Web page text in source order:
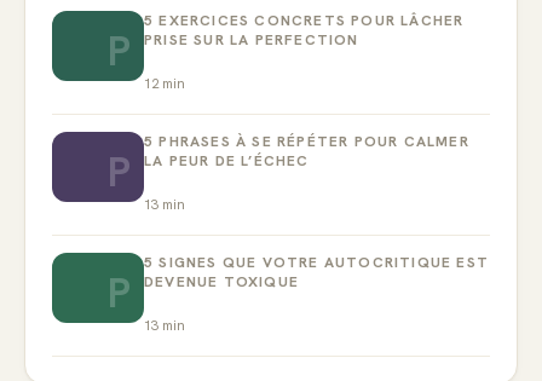
P
5 EXERCICES CONCRETS POUR LÂCHER
PRISE SUR LA PERFECTION
12min
P
5 PHRASES À SE RÉPÉTER POUR CALMER
LA PEUR DE L’ÉCHEC
13 min
P
5 SIGNES QUE VOTRE AUTOCRITIQUE EST
DEVENUE TOXIQUE
13 min